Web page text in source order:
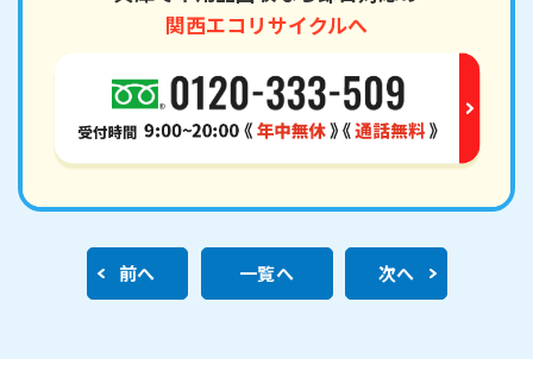
関西エコリサイクルへ
前へ 一覧へ 次へ